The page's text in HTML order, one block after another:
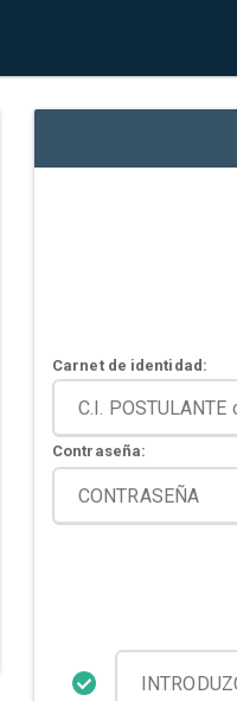
Carnet de identidad:
Contraseña: